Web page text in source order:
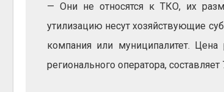
— Они не относятся к ТКО, их
утилизацию несут хозяйствующие
компания или муниципалитет.
регионального оператора,
Авг 5, 2026
Суд